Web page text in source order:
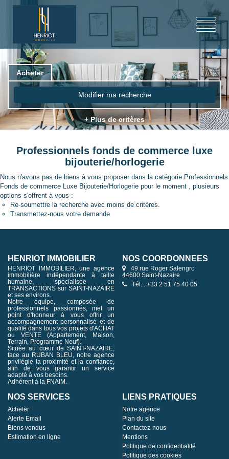
Acheter
Modifier ma recherche
+ Plus de critères
Professionnels fonds de commerce luxe
bijouterie/horlogerie
Nous n'avons pas de biens à vous proposer dans la catégorie Professionnels
Fonds de commerce Luxe Bijouterie/Horlogerie pour le moment , plusieurs
options s'offrent à vous :
Re-soumettre la recherche avec moins de critères.
Transmettez-nous votre demande
HENRIOT IMMOBILIER
HENRIOT IMMOBILIER, une agence
immobilière indépendante à taille
humaine, spécialisée en
TRANSACTIONS sur SAINT-NAZAIRE
et ses environs.
Notre équipe, composée de
professionnels passionnés, met un
point d'honneur à vous offrir un
accompagnement personnalisé et de
qualité dans tous vos projets d'ACHAT
ou VENTE (Appartement, Maison,
Terrain, Programme Neuf).
Située au cœur de SAINT-NAZAIRE,
face au RUBAN BLEU, notre agence
privilégie la proximité et la confiance,
afin de vous garantir un service
adapté à vos besoins.
Adhérent à la FNAIM.
NOS COORDONNÉES
49 rue Roger Salengro
44600 Saint-Nazaire
Tél. : +33 2 51 75 40 05
NOS SERVICES
Acheter
Alerte Email
Biens vendus
Estimation en ligne
LIENS PRATIQUES
Notre agence
Plan du site
Contactez-nous
Mentions
Politique de confidentialité
Politique des cookies